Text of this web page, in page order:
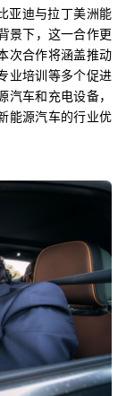
亚迪与拉丁美洲能
景下，这一合作更
次合作将涵盖推动
业培训等多个促进
汽车和充电设备，
能源汽车的行业优